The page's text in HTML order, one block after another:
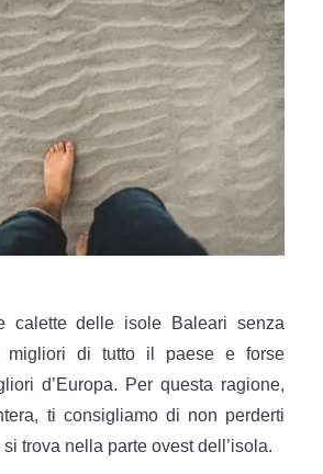
calette delle isole Baleari senza
migliori di tutto il paese e forse
d’Europa. Per questa ragione,
ti consigliamo di non perderti
trova nella parte ovest dell’isola.